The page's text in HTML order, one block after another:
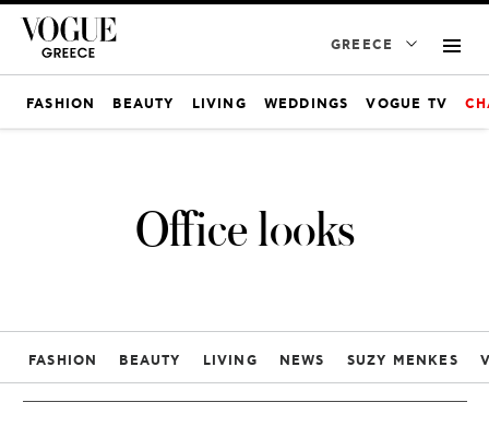
GREECE
FASHION BEAUTY LIVING WEDDINGS VOGUE TV
Office looks
FASHION BEAUTY LIVING NEWS SUZY MENKES